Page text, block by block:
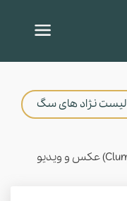
لیست نژاد های سگ